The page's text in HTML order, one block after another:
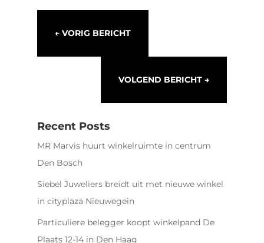
← VORIG BERICHT
VOLGEND BERICHT →
Recent Posts
MR Marvis huurt winkelruimte in centrum
Den Bosch
Siebel Juweliers breidt uit met nieuwe winkel
in cityplaza Nieuwegein
Particuliere belegger koopt winkelpand De
Plaats 12-14 in Den Haag